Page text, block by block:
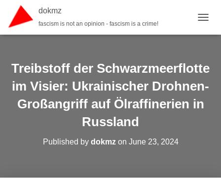
dokmz
fascism is not an opinion - fascism is a crime!
Treibstoff der Schwarzmeerflotte
im Visier: Ukrainischer Drohnen-
Großangriff auf Ölraffinerien in
Russland
Published by dokmzon June 23, 2024